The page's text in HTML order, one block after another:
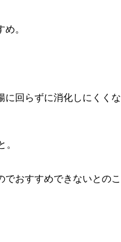
。
に回らずに消化しにくくな
。
おすすめできないとのこ